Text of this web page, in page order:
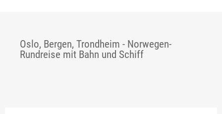
Oslo, Bergen, Trondheim - Norwegen-
Rundreise mit Bahn und Schiff